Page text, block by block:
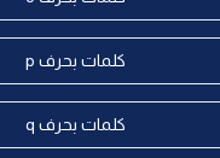
كلمات بحرف p
كلمات بحرف q